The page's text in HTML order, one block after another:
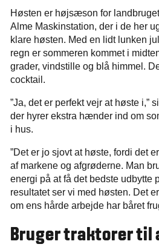
Høsten er højsæson for
Alme Maskinstation, der i de her
klare høsten. Med en lidt lunken
regn er sommeren kommet i
grader, vindstille og blå himmel.
cocktail.
”Ja, det er perfekt vejr at høste i,”
der hyrer ekstra hænder ind om
i hus.
”Det er jo sjovt at høste, fordi det
af markene og afgrøderne. Man
energi på at få det bedste udbytte
resultatet ser vi med høsten. Det
om ens hårde arbejde har båret
Bruger traktorer til